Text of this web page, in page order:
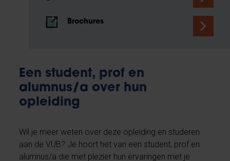
Brochures
Een student, prof en
alumnus/a over hun
opleiding
Wil je meer weten over deze opleiding en studeren
aan de VUB? Je hoort het van een student, prof en
alumnus/a die met plezier hun ervaringen met je